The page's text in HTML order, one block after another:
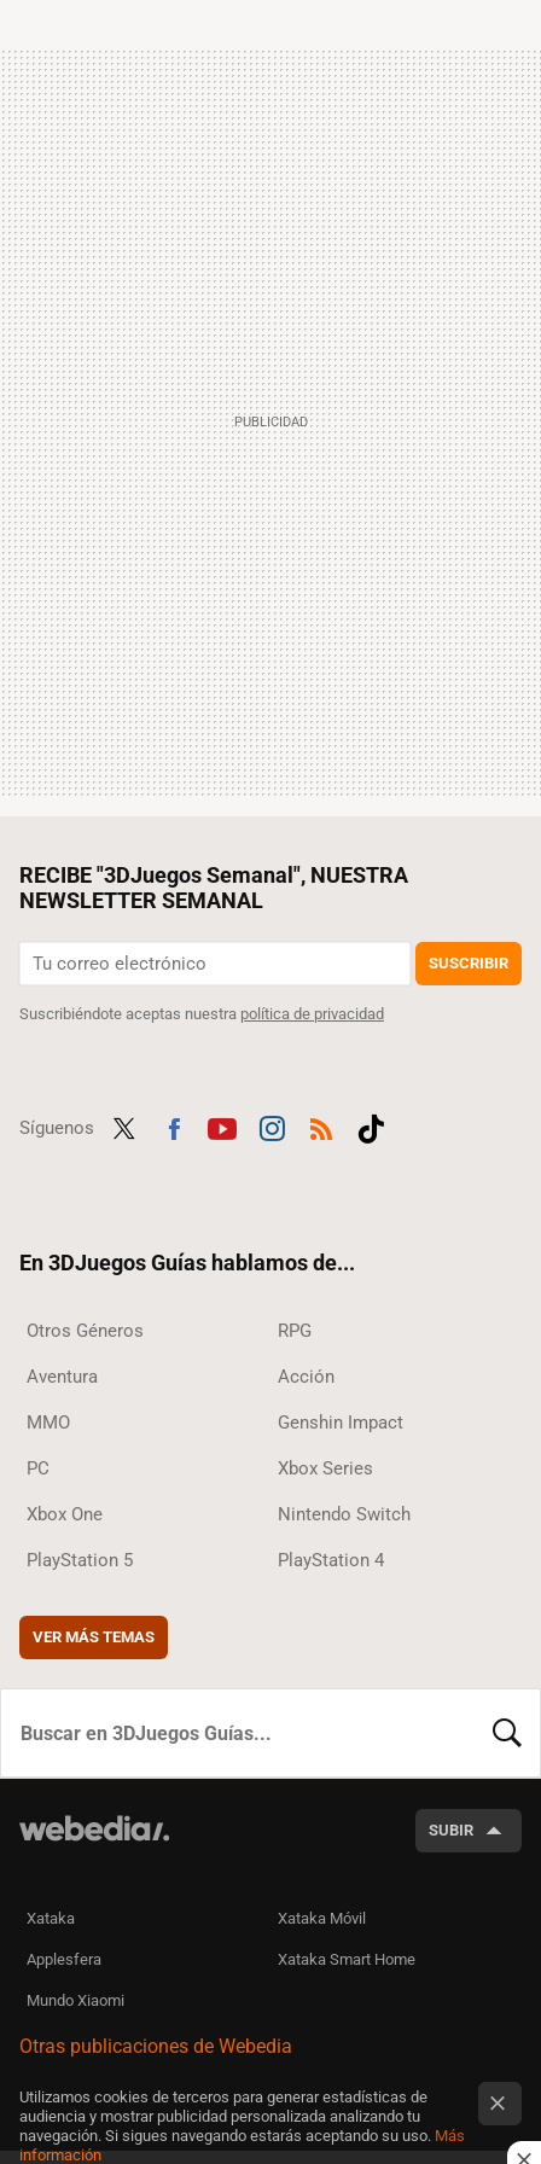
RECIBE "3DJuegos Semanal", NUESTRA
NEWSLETTER SEMANAL
SUSCRIBIR
Suscribiéndote aceptas nuestra política de privacidad
Síguenos
En 3DJuegos Guías hablamos de...
Otros Géneros RPG
Aventura Acción
MMO Genshin Impact
PC Xbox Series
Xbox One Nintendo Switch
PlayStation 5 PlayStation 4
VER MÁS TEMAS
SUBIR
Xataka Xataka Móvil
Applesfera Xataka Smart Home
Mundo Xiaomi
Otras publicaciones de Webedia
Utilizamos cookies de terceros para generar estadísticas de
audiencia y mostrar publicidad personalizada analizando tu
navegación. Si sigues navegando estarás aceptando su uso. Más
información